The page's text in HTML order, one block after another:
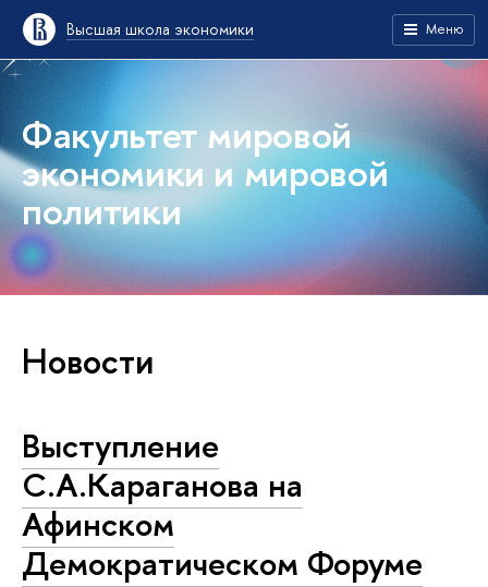
Высшая школа экономики Меню
Факультет мировой
экономики и мировой
политики
Новости
Выступление
С.А.Караганова на
Афинском
Демократическом Форуме